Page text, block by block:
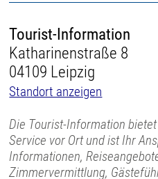
Tourist-Information
Katharinenstraße 8
04109 Leipzig
Standort anzeigen
Die Tourist-Information
Service vor Ort und ist Ihr
Informationen,
Zimmervermittlung,